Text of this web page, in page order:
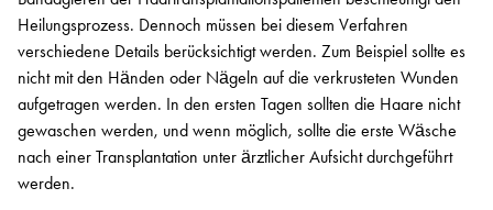
Heilungsprozess. Dennoch müssen bei diesem Verfahren
verschiedene Details berücksichtigt werden. Zum Beispiel sollte es
nicht mit den Händen oder Nägeln auf die verkrusteten Wunden
aufgetragen werden. In den ersten Tagen sollten die Haare nicht
gewaschen werden, und wenn möglich, sollte die erste Wäsche
nach einer Transplantation unter ärztlicher Aufsicht durchgeführt
werden.